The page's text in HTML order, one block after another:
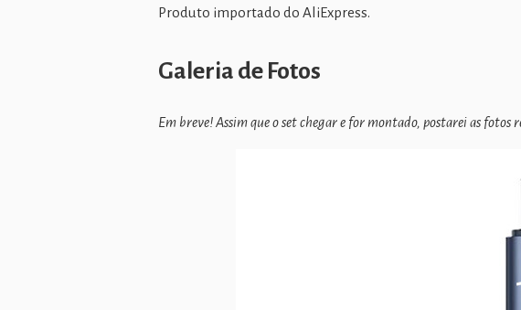
Produto importado do AliExpress.
Galeria de Fotos
Em breve! Assim que o set chegar e for montado, postarei as fotos